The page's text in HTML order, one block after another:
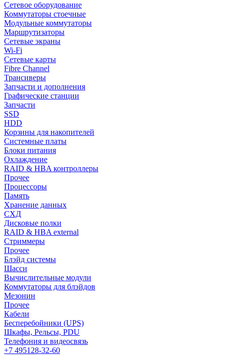
Сетевое оборудование
Коммутаторы стоечные
Модульные коммутаторы
Маршрутизаторы
Сетевые экраны
Wi-Fi
Сетевые карты
Fibre Channel
Трансиверы
Запчасти и дополнения
Графические станции
Запчасти
SSD
HDD
Корзины для накопителей
Системные платы
Блоки питания
Охлаждение
RAID & HBA контроллеры
Прочее
Процессоры
Память
Хранение данных
СХД
Дисковые полки
RAID & HBA external
Стриммеры
Прочее
Блэйд системы
Шасси
Вычислительные модули
Коммутаторы для блэйдов
Мезонин
Прочее
Кабели
Бесперебойники (UPS)
Шкафы, Рельсы, PDU
Телефония и видеосвязь
+7 495128-32-60